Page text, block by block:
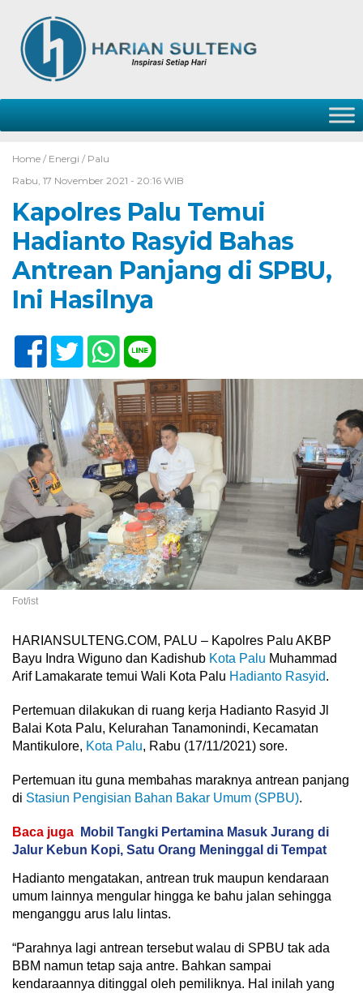
Home / Energi / Palu
Rabu, 17 November 2021 - 20:16 WIB
Kapolres Palu Temui
Hadianto Rasyid Bahas
Antrean Panjang di SPBU,
Ini Hasilnya
Fot/ist
HARIANSULTENG.COM, PALU – Kapolres Palu AKBP
Bayu Indra Wiguno dan Kadishub Kota Palu Muhammad
Arif Lamakarate temui Wali Kota Palu Hadianto Rasyid.
Pertemuan dilakukan di ruang kerja Hadianto Rasyid Jl
Balai Kota Palu, Kelurahan Tanamonindi, Kecamatan
Mantikulore, Kota Palu, Rabu (17/11/2021) sore.
Pertemuan itu guna membahas maraknya antrean panjang
di Stasiun Pengisian Bahan Bakar Umum (SPBU).
Baca juga
Mobil Tangki Pertamina Masuk Jurang di
Jalur Kebun Kopi, Satu Orang Meninggal di Tempat
Hadianto mengatakan, antrean truk maupun kendaraan
umum lainnya mengular hingga ke bahu jalan sehingga
menganggu arus lalu lintas.
“Parahnya lagi antrean tersebut walau di SPBU tak ada
BBM namun tetap saja antre. Bahkan sampai
kendaraannya ditinggal oleh pemiliknya. Hal inilah yang